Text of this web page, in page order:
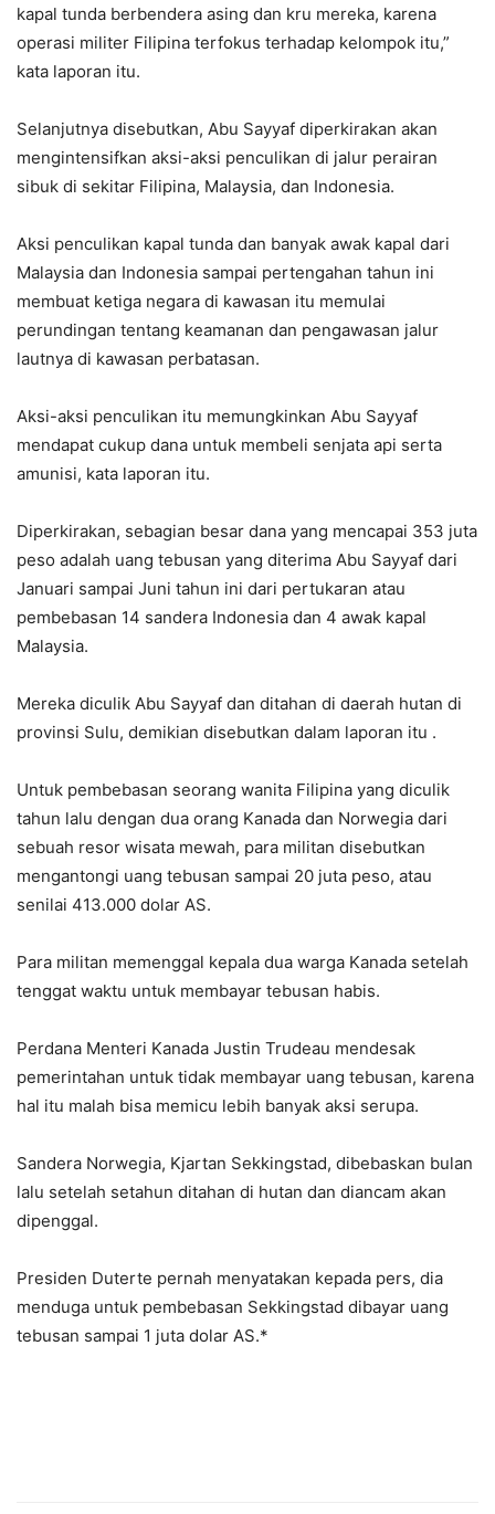
kapal tunda berbendera asing dan kru mereka, karena
operasi militer Filipina terfokus terhadap kelompok itu,”
kata laporan itu.
Selanjutnya disebutkan, Abu Sayyaf diperkirakan akan
mengintensifkan aksi-aksi penculikan di jalur perairan
sibuk di sekitar Filipina, Malaysia, dan Indonesia.
Aksi penculikan kapal tunda dan banyak awak kapal dari
Malaysia dan Indonesia sampai pertengahan tahun ini
membuat ketiga negara di kawasan itu memulai
perundingan tentang keamanan dan pengawasan jalur
lautnya di kawasan perbatasan.
Aksi-aksi penculikan itu memungkinkan Abu Sayyaf
mendapat cukup dana untuk membeli senjata api serta
amunisi, kata laporan itu.
Diperkirakan, sebagian besar dana yang mencapai 353 juta
peso adalah uang tebusan yang diterima Abu Sayyaf dari
Januari sampai Juni tahun ini dari pertukaran atau
pembebasan 14 sandera Indonesia dan 4 awak kapal
Malaysia.
Mereka diculik Abu Sayyaf dan ditahan di daerah hutan di
provinsi Sulu, demikian disebutkan dalam laporan itu .
Untuk pembebasan seorang wanita Filipina yang diculik
tahun lalu dengan dua orang Kanada dan Norwegia dari
sebuah resor wisata mewah, para militan disebutkan
mengantongi uang tebusan sampai 20 juta peso, atau
senilai 413.000 dolar AS.
Para militan memenggal kepala dua warga Kanada setelah
tenggat waktu untuk membayar tebusan habis.
Perdana Menteri Kanada Justin Trudeau mendesak
pemerintahan untuk tidak membayar uang tebusan, karena
hal itu malah bisa memicu lebih banyak aksi serupa.
Sandera Norwegia, Kjartan Sekkingstad, dibebaskan bulan
lalu setelah setahun ditahan di hutan dan diancam akan
dipenggal.
Presiden Duterte pernah menyatakan kepada pers, dia
menduga untuk pembebasan Sekkingstad dibayar uang
tebusan sampai 1 juta dolar AS.*